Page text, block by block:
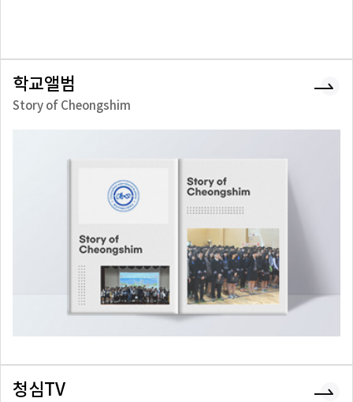
학교앨범
Story of Cheongshim
청심TV